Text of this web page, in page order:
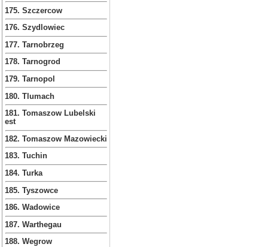
175. Szczercow
176. Szydlowiec
177. Tarnobrzeg
178. Tarnogrod
179. Tarnopol
180. Tlumach
181. Tomaszow Lubelski
est
182. Tomaszow Mazowiecki
183. Tuchin
184. Turka
185. Tyszowce
186. Wadowice
187. Warthegau
188. Wegrow